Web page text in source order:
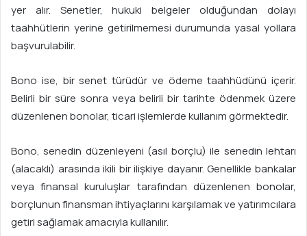
yer alır. Senetler, hukuki belgeler olduğundan dolayı
taahhütlerin yerine getirilmemesi durumunda yasal yollara
başvurulabilir.
Bono ise, bir senet türüdür ve ödeme taahhüdünü içerir.
Belirli bir süre sonra veya belirli bir tarihte ödenmek üzere
düzenlenen bonolar, ticari işlemlerde kullanım görmektedir.
Bono, senedin düzenleyeni (asıl borçlu) ile senedin lehtarı
(alacaklı) arasında ikili bir ilişkiye dayanır. Genellikle bankalar
veya finansal kuruluşlar tarafından düzenlenen bonolar,
borçlunun finansman ihtiyaçlarını karşılamak ve yatırımcılara
getiri sağlamak amacıyla kullanılır.